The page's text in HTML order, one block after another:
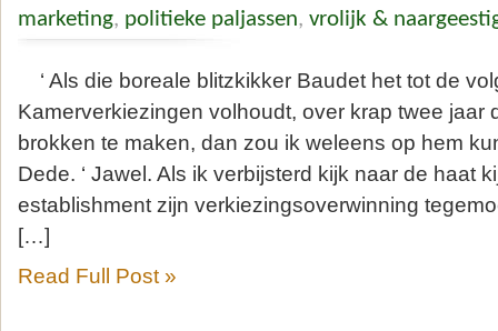
marketing, politieke paljassen, vrolijk &
‘ Als die boreale blitzkikker Baudet het tot de
Kamerverkiezingen volhoudt, over krap twee jaar
brokken te maken, dan zou ik weleens op hem
Dede. ‘ Jawel. Als ik verbijsterd kijk naar de haat
establishment zijn verkiezingsoverwinning
[…]
Read Full Post »